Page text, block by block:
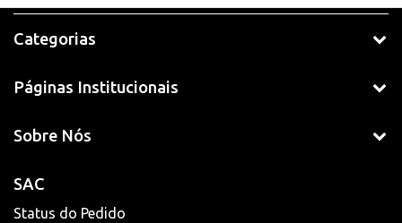
Categorias
Páginas Institucionais
Sobre Nós
SAC
Status do Pedido